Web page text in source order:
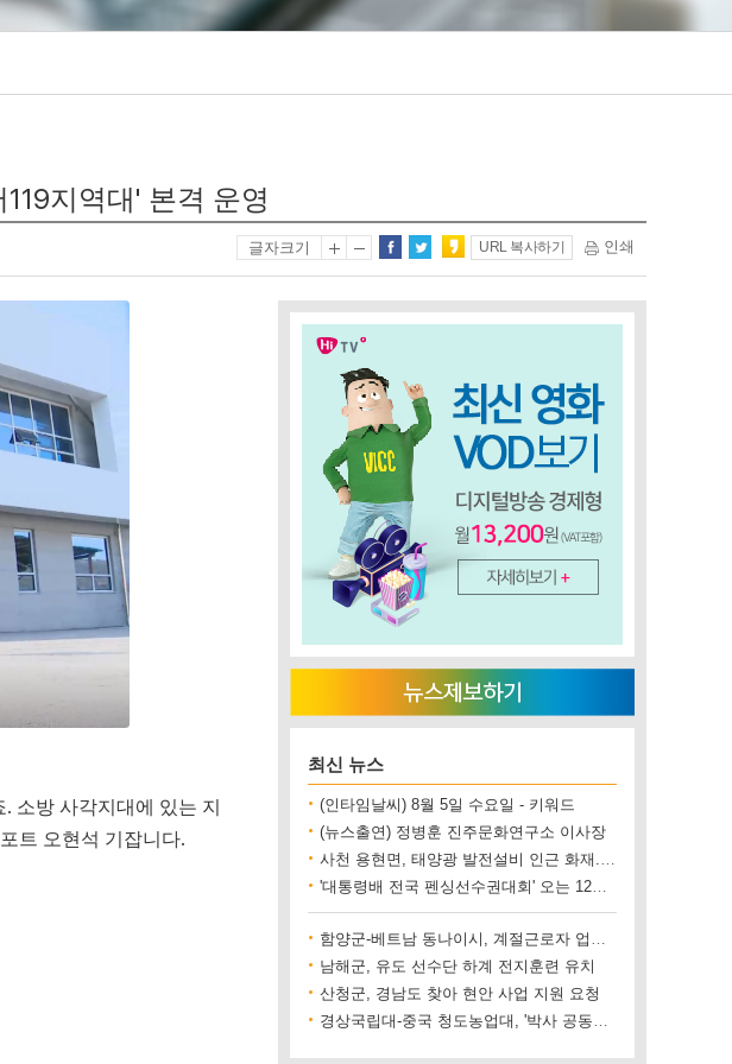
지역대' 본격 운영
글자크기 URL 복사하기 인쇄
소방 사각지대에 있는 지
트 오현석 기잡니다.
최신 뉴스
(인타임날씨) 8월 5일 수요일 - 키워드
(뉴스출연) 정병훈 진주문화연구소 이사장
사천 용현면, 태양광 발전설비 인근 화재..재산 피해 500만 원 상당
'대통령배 전국 펜싱선수권대회' 오는 12일 진주에서 개최
함양군-베트남 동나이시, 계절근로자 업무협약 체결
남해군, 유도 선수단 하계 전지훈련 유치
산청군, 경남도 찾아 현안 사업 지원 요청
경상국립대-중국 청도농업대, '박사 공동양성' 업무협약 체결